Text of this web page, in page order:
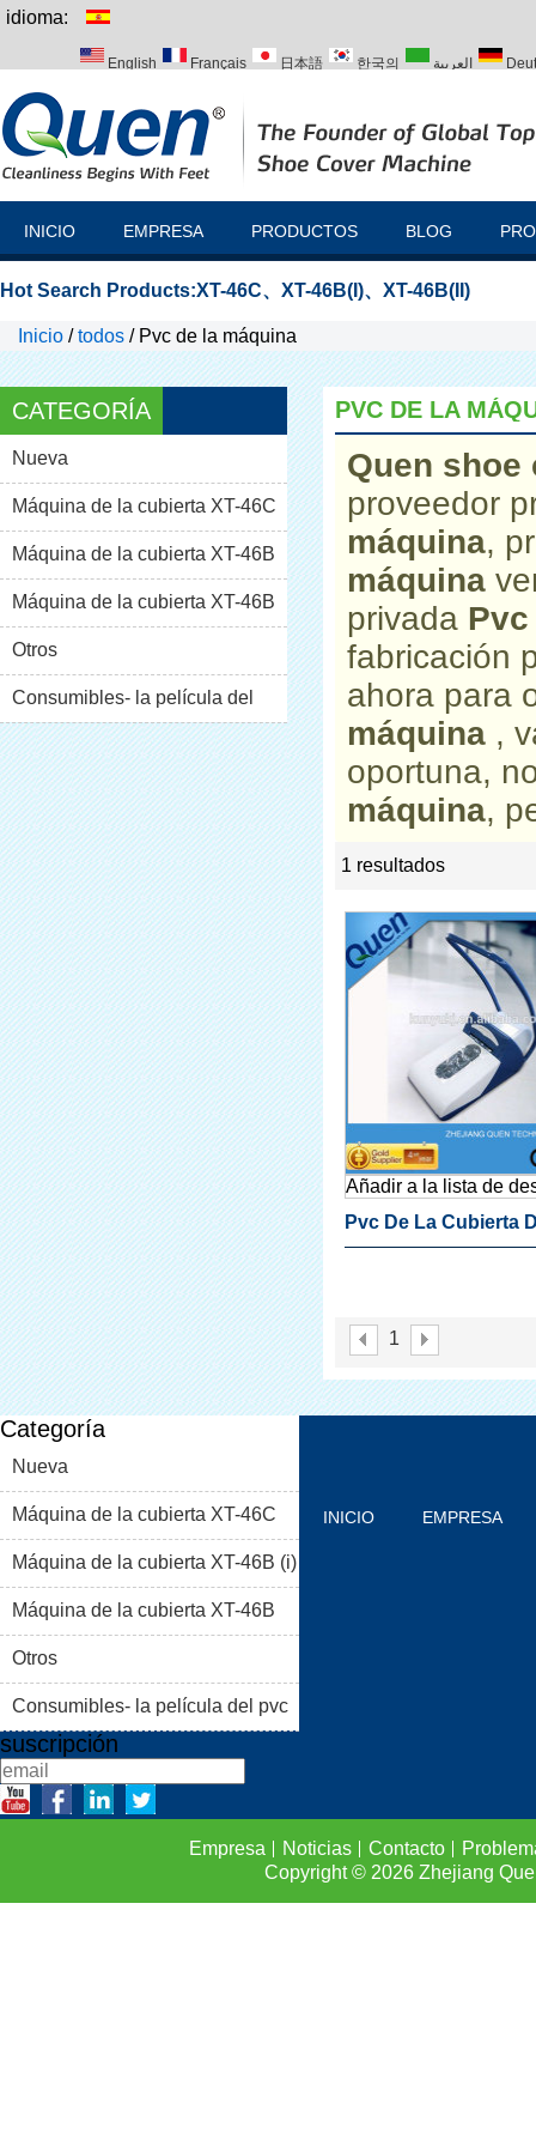
idioma:
English Français 日本語 한국의 العربية
INICIO EMPRESA PRODUCTOS BLOG
Hot Search Products:XT-46C、 XT-46B(I)、 XT-46B(II)
Inicio /todos / Pvc de la máquina
CATEGORÍA
Nueva
Máquina de la cubierta XT-46C
Máquina de la cubierta XT-46B
(i)Máquina de la cubierta XT-46B
(II)
Otros
Consumibles- la película del
pvc
PVC DE LA
Quen
proveedor
máquina,
máquina
privada
fabricación
ahora para
máquina ,
oportuna,
máquina,
1 resultados
Añadir a la lista de
Pvc De La Cubierta
1
Categoría
Nueva
Máquina de la cubierta XT-46C
Máquina de la cubierta XT-46B (i)
Máquina de la cubierta XT-46B
(II)
Otros
Consumibles- la película del pvc
suscripción
INICIO EMPRESA
Empresa Noticias Contacto
Copyright © 2026Zhejiang